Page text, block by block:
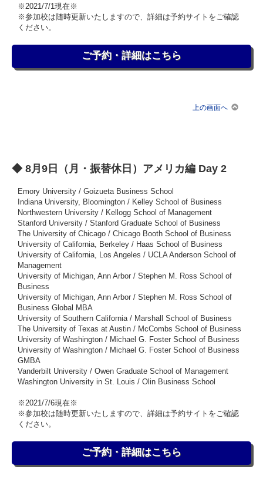
※2021/7/1現在※
※参加校は随時更新いたしますので、詳細は予約サイトをご確認
ください。
ご予約・詳細はこちら
上の画面へ
◆ 8月9日（月・振替休日）アメリカ編 Day 2
Emory University / Goizueta Business School
Indiana University, Bloomington / Kelley School of Business
Northwestern University / Kellogg School of Management
Stanford University / Stanford Graduate School of Business
The University of Chicago / Chicago Booth School of Business
University of California, Berkeley / Haas School of Business
University of California, Los Angeles / UCLA Anderson School of
Management
University of Michigan, Ann Arbor / Stephen M. Ross School of
Business
University of Michigan, Ann Arbor / Stephen M. Ross School of
Business Global MBA
University of Southern California / Marshall School of Business
The University of Texas at Austin / McCombs School of Business
University of Washington / Michael G. Foster School of Business
University of Washington / Michael G. Foster School of Business
GMBA
Vanderbilt University / Owen Graduate School of Management
Washington University in St. Louis / Olin Business School
※2021/7/6現在※
※参加校は随時更新いたしますので、詳細は予約サイトをご確認
ください。
ご予約・詳細はこちら